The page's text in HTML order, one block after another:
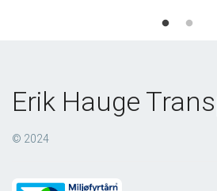
Erik Hauge
© 2024